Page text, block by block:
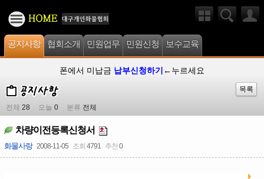
공지사항 협회소개 민원업무 민원신청 보수교육
폰에서 미납금 납부신청하기 ←누르세요
목록
전체 28 오늘 0 분류 전체
차량이전등록신청서
화물사랑 2008-11-05 조회 4791 추천 0